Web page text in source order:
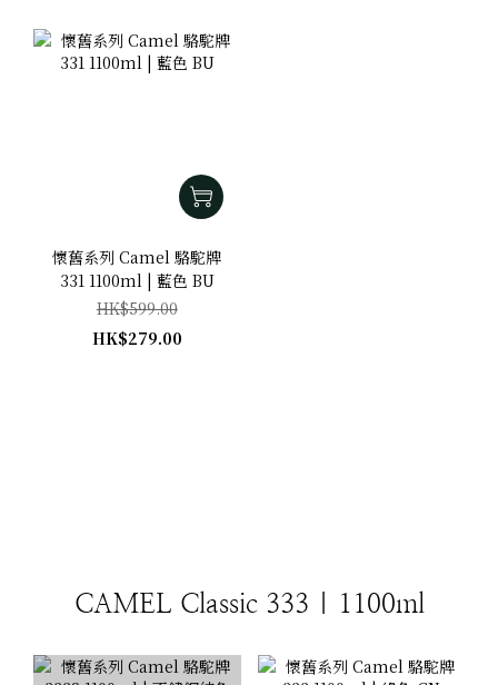
懷舊系列 Camel 駱駝牌
331 1100ml | 藍色 BU
HK$599.00
HK$279.00
CAMEL Classic 333 | 1100ml